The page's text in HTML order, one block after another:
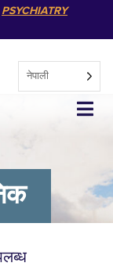
PSYCHIATRY
नेपाली